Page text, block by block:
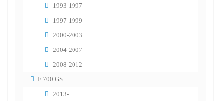
1993-1997
1997-1999
2000-2003
2004-2007
2008-2012
F 700 GS
2013-